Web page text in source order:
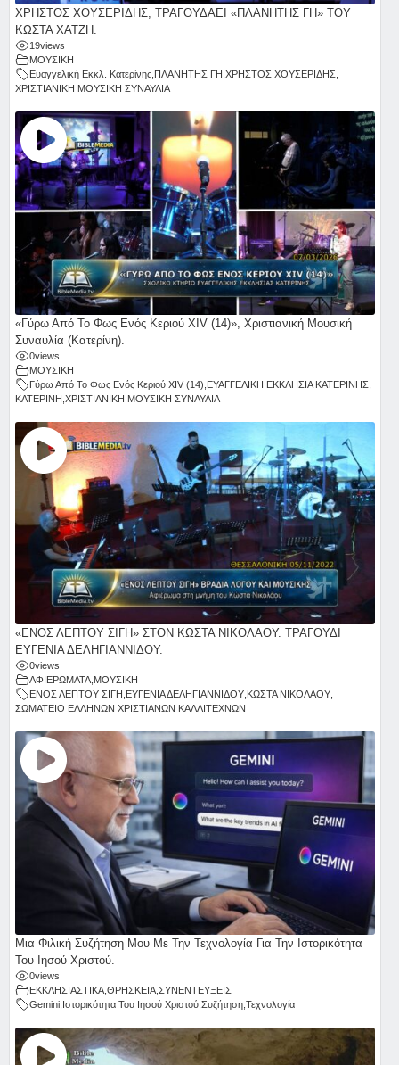
ΧΡΗΣΤΟΣ ΧΟΥΣΕΡΙΔΗΣ, ΤΡΑΓΟΥΔΑΕΙ «ΠΛΑΝΗΤΗΣ ΓΗ» ΤΟΥ
ΚΩΣΤΑ ΧΑΤΖΗ.
19views
ΜΟΥΣΙΚΗ
Ευαγγελική Εκκλ. Κατερίνης ΠΛΑΝΗΤΗΣ ΓΗ ΧΡΗΣΤΟΣ ΧΟΥΣΕΡΙΔΗΣ
ΧΡΙΣΤΙΑΝΙΚΗ ΜΟΥΣΙΚΗ ΣΥΝΑΥΛΙΑ
«Γύρω Από Το Φως Ενός Κεριού ΧΙV (14)», Χριστιανική Μουσική
Συναυλία (Κατερίνη).
0views
ΜΟΥΣΙΚΗ
Γύρω Από Το Φως Ενός Κεριού ΧΙV (14) ΕΥΑΓΓΕΛΙΚΗ ΕΚΚΛΗΣΙΑ ΚΑΤΕΡΙΝΗΣ
ΚΑΤΕΡΙΝΗ ΧΡΙΣΤΙΑΝΙΚΗ ΜΟΥΣΙΚΗ ΣΥΝΑΥΛΙΑ
«ΕΝΟΣ ΛΕΠΤΟΥ ΣΙΓΗ» ΣΤΟΝ ΚΩΣΤΑ ΝΙΚΟΛΑΟΥ. ΤΡΑΓΟΥΔΙ
ΕΥΓΕΝΙΑ ΔΕΛΗΓΙΑΝΝΙΔΟΥ.
0views
ΑΦΙΕΡΩΜΑΤΑ ΜΟΥΣΙΚΗ
ΕΝΟΣ ΛΕΠΤΟΥ ΣΙΓΗ ΕΥΓΕΝΙΑ ΔΕΛΗΓΙΑΝΝΙΔΟΥ ΚΩΣΤΑ ΝΙΚΟΛΑΟΥ
ΣΩΜΑΤΕΙΟ ΕΛΛΗΝΩΝ ΧΡΙΣΤΙΑΝΩΝ ΚΑΛΛΙΤΕΧΝΩΝ
Μια Φιλική Συζήτηση Μου Με Την Τεχνολογία Για Την Ιστορικότητα
Του Ιησού Χριστού.
0views
ΕΚΚΛΗΣΙΑΣΤΙΚΑ ΘΡΗΣΚΕΙΑ ΣΥΝΕΝΤΕΥΞΕΙΣ
Gemini Ιστορικότητα Του Ιησού Χριστού Συζήτηση Τεχνολογία